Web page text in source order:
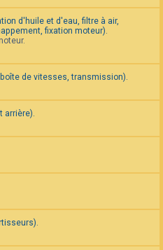
d'huile et d'eau, filtre à air,
fixation moteur).
de vitesses, transmission).
arrière).